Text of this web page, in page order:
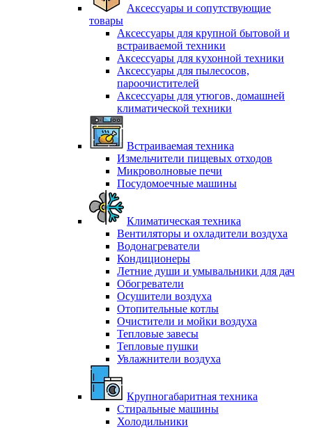
Аксессуары и сопутствующие
товары
Аксессуары для крупной бытовой и
встраиваемой техники
Аксессуары для кухонной техники
Аксессуары для пылесосов,
пароочистителей
Аксессуары для утюгов, домашней
климатической техники
Встраиваемая техника
Измельчители пищевых отходов
Микроволновые печи
Посудомоечные машины
Климатическая техника
Вентиляторы и охладители воздуха
Водонагреватели
Кондиционеры
Летние души и умывальники для дач
Обогреватели
Осушители воздуха
Отопительные котлы
Очистители и мойки воздуха
Тепловые завесы
Тепловые пушки
Увлажнители воздуха
Крупногабаритная техника
Стиральные машины
Холодильники